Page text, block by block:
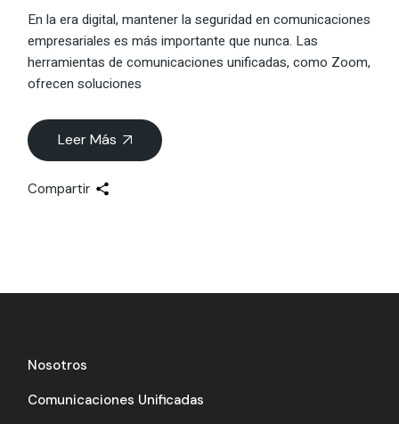
En la era digital, mantener la seguridad en comunicaciones
empresariales es más importante que nunca. Las
herramientas de comunicaciones unificadas, como Zoom,
ofrecen soluciones
Leer Más
Compartir
Nosotros
Comunicaciones Unificadas